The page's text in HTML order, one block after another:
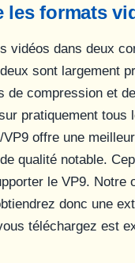
les formats
vidéos dans deux
sont largement
de compression et
pratiquement tous
offre une
qualité notable.
le VP9.
donc une
téléchargez est